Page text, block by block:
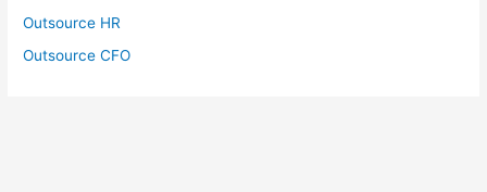
Outsource HR
Outsource CFO